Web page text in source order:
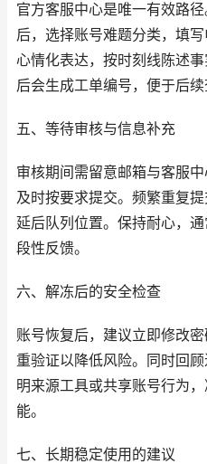
官方客服中心是唯一有效路
后，选择账号难题分类，填
心情化表达，按时刻线陈述
后会生成工单编号，便于后续
五、等待审核与信息补充
审核期间需留意邮箱与客服
及时按要求提交。频繁重复
延后队列位置。保持耐心，
段性反馈。
六、解冻后的安全检查
账号恢复后，建议立即修改
重验证以降低风险。同时回
明来源工具或共享账号行为
能。
七、长期稳定使用的建议